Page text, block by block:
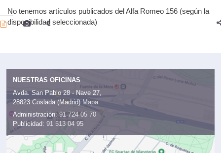
No tenemos artículos publicados del Alfa Romeo 156 (según la
disponibilidad seleccionada)
NUESTRAS OFICINAS
Avda. San Pablo 28 - Nave 27,
28823 Coslada (Madrid) Mapa
Administración: 91 724 05 70
Publicidad: 91 513 04 95